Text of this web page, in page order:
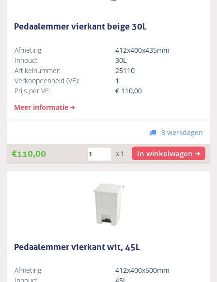
Pedaalemmer vierkant beige 30L
Afmeting:
412x400x435mm
Inhoud:
30L
Artikelnummer:
25110
Verkoopeenheid (VE):
1
Prijs per VE:
€ 110,00
Meer informatie
8 werkdagen
€110,00 x1 In winkelwagen
Pedaalemmer vierkant wit, 45L
Afmeting:
412x400x600mm